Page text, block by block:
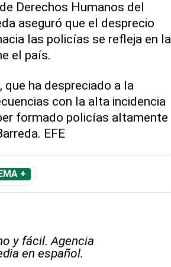
Derechos Humanos del
aseguró que el desprecio
las policías se refleja en la
el país.
ha despreciado a la
con la alta incidencia
formado policías altamente
EFE
+
y fácil. Agencia
en español.